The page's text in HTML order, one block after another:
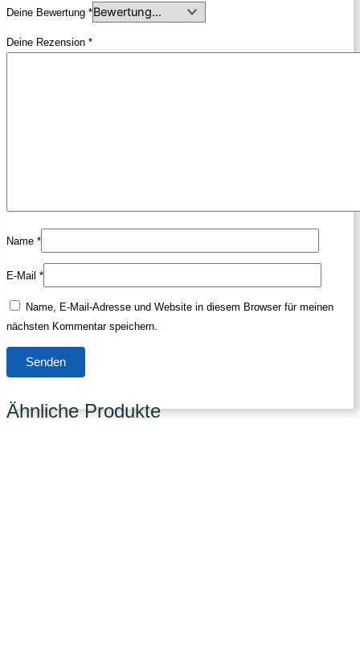
Deine Bewertung *
Deine Rezension *
Name *
E-Mail *
Name, E-Mail-Adresse und Website in diesem Browser für meinen
nächsten Kommentar speichern.
Ähnliche Produkte